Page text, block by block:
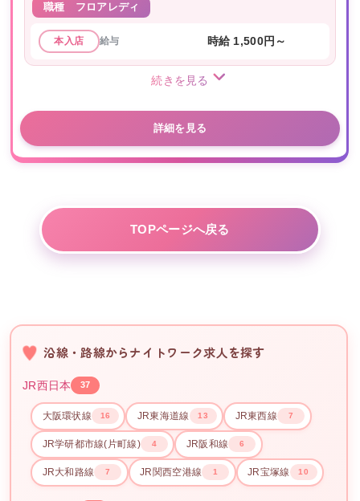
職種 フロアレディ
本入店 給与 時給 1,500円～
続きを見る
詳細を見る
TOPページへ戻る
沿線・路線からナイトワーク求人を探す
JR西日本 37
大阪環状線 16 JR東海道線 13 JR東西線 7
JR学研都市線(片町線) 4 JR阪和線 6
JR大和路線 7 JR関西空港線 1 JR宝塚線 10